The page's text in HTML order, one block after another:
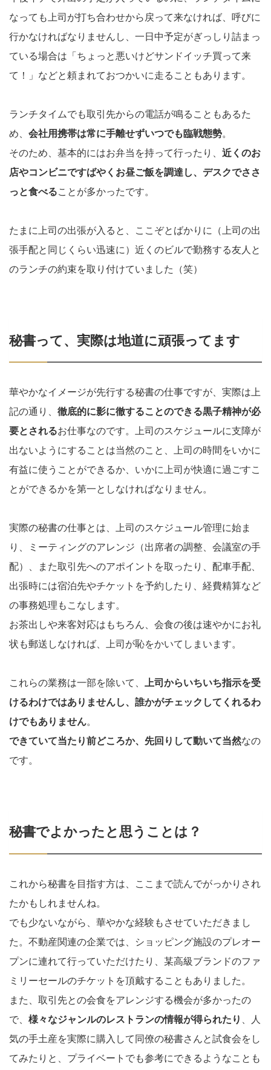
なっても上司が打ち合わせから戻って来なければ、呼びに
行かなければなりませんし、一日中予定がぎっしり詰まっ
ている場合は「ちょっと悪いけどサンドイッチ買って来
て！」などと頼まれておつかいに走ることもあります。
ランチタイムでも取引先からの電話が鳴ることもあるた
め、 会社用携帯は常に手離せずいつでも臨戦態勢。
そのため、基本的にはお弁当を持って行ったり、 近くのお
店やコンビニですばやくお昼ご飯を調達し、デスクでささ
っと食べることが多かったです。
たまに上司の出張が入ると、ここぞとばかりに（上司の出
張手配と同じくらい迅速に）近くのビルで勤務する友人と
のランチの約束を取り付けていました（笑）
秘書って、実際は地道に頑張ってます
華やかなイメージが先行する秘書の仕事ですが、実際は上
記の通り、 徹底的に影に徹することのできる黒子精神が必
要とされるお仕事なのです。上司のスケジュールに支障が
出ないようにすることは当然のこと、上司の時間をいかに
有益に使うことができるか、いかに上司が快適に過ごすこ
とができるかを第一としなければなりません。
実際の秘書の仕事とは、上司のスケジュール管理に始ま
り、ミーティングのアレンジ（出席者の調整、会議室の手
配）、また取引先へのアポイントを取ったり、配車手配、
出張時には宿泊先やチケットを予約したり、経費精算など
の事務処理もこなします。
お茶出しや来客対応はもちろん、会食の後は速やかにお礼
状も郵送しなければ、上司が恥をかいてしまいます。
これらの業務は一部を除いて、
上司からいちいち指示を受
けるわけではありませんし、誰かがチェックしてくれるわ
けでもありません。
できていて当たり前どころか、先回りして動いて当然なの
です。
秘書でよかったと思うことは？
これから秘書を目指す方は、ここまで読んでがっかりされ
たかもしれませんね。
でも少ないながら、華やかな経験もさせていただきまし
た。不動産関連の企業では、ショッピング施設のプレオー
プンに連れて行っていただけたり、某高級ブランドのファ
ミリーセールのチケットを頂戴することもありました。
また、取引先との会食をアレンジする機会が多かったの
で、 様々なジャンルのレストランの情報が得られたり
、人
気の手土産を実際に購入して同僚の秘書さんと試食会をし
てみたりと、プライベートでも参考にできるようなことも